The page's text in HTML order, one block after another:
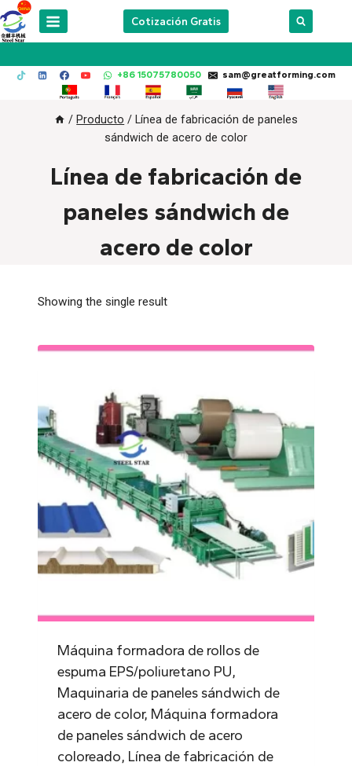
Skip
to
Cotización Gratis
+86 15075780050 sam@greatforming.com
/ Producto / Línea de fabricación de paneles
sándwich de acero de color
Línea de fabricación de
paneles sándwich de
acero de color
Showing the single result
Máquina formadora de rollos de
espuma EPS/poliuretano PU,
Maquinaria de paneles sándwich de
acero de color, Máquina formadora
de paneles sándwich de acero
coloreado, Línea de fabricación de